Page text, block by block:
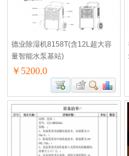
德业除湿机8158T(含12L超大容
量智能水泵基站)
￥5200.0